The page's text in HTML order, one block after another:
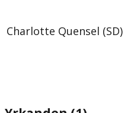
Charlotte Quensel (SD)